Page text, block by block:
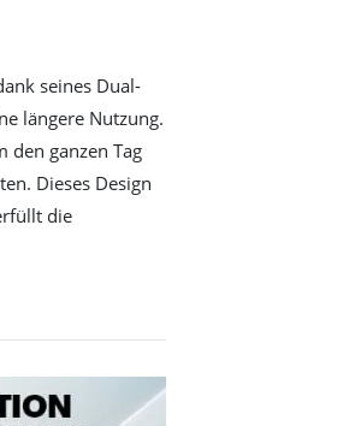
seines Dual-
längere Nutzung.
den ganzen Tag
Dieses Design
die